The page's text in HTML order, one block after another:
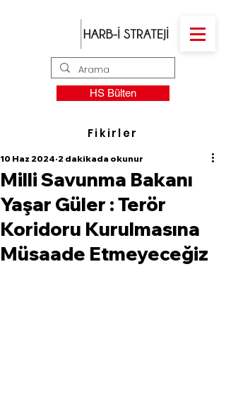
HS Bülten
Fikirler
Milli Savunma Bakanı
Yaşar Güler : Terör
Koridoru Kurulmasına
Müsaade Etmeyeceğiz
10 Haz 2024 2 dakikada okunur